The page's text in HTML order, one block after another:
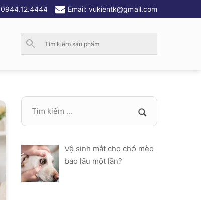
0944.12.4444 Email: vukientk@gmail.com
Vệ sinh mắt cho chó mèo
bao lâu một lần?